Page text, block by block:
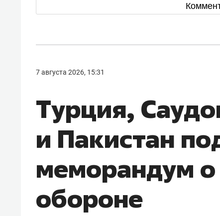
7 августа 2026, 15:31
Турция,
и Пакистан
меморандум
обороне